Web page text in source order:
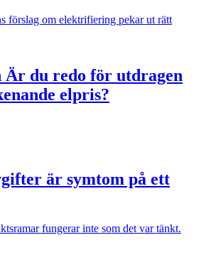
förslag om elektrifiering pekar ut rätt
Är du redo för utdragen
elpris?
är symtom på ett
fungerar inte som det var tänkt.